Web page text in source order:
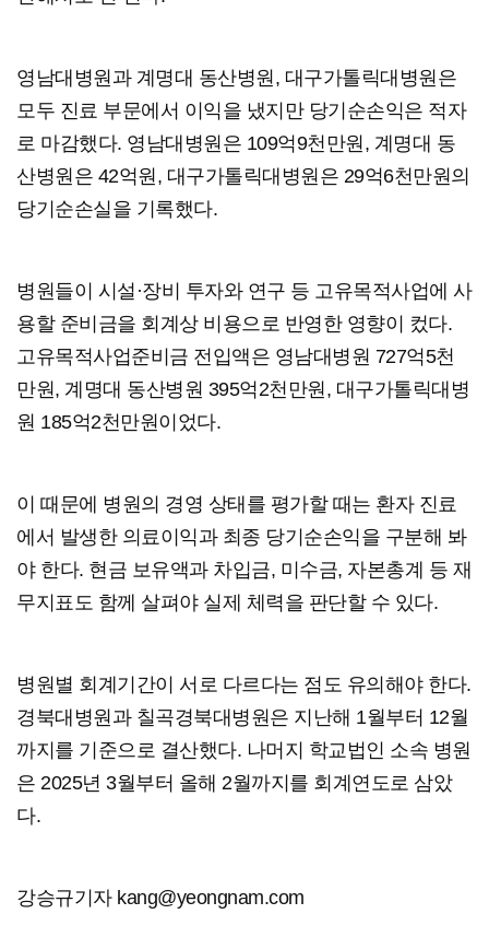
영남대병원과 계명대 동산병원, 대구가톨릭대병원은
모두 진료 부문에서 이익을 냈지만 당기순손익은 적자
로 마감했다. 영남대병원은 109억9천만원, 계명대 동
산병원은 42억원, 대구가톨릭대병원은 29억6천만원의
당기순손실을 기록했다.
병원들이 시설·장비 투자와 연구 등 고유목적사업에 사
용할 준비금을 회계상 비용으로 반영한 영향이 컸다.
고유목적사업준비금 전입액은 영남대병원 727억5천
만원, 계명대 동산병원 395억2천만원, 대구가톨릭대병
원 185억2천만원이었다.
이 때문에 병원의 경영 상태를 평가할 때는 환자 진료
에서 발생한 의료이익과 최종 당기순손익을 구분해 봐
야 한다. 현금 보유액과 차입금, 미수금, 자본총계 등 재
무지표도 함께 살펴야 실제 체력을 판단할 수 있다.
병원별 회계기간이 서로 다르다는 점도 유의해야 한다.
경북대병원과 칠곡경북대병원은 지난해 1월부터 12월
까지를 기준으로 결산했다. 나머지 학교법인 소속 병원
은 2025년 3월부터 올해 2월까지를 회계연도로 삼았
다.
강승규기자 kang@yeongnam.com